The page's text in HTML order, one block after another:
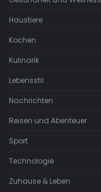
Haustiere
Kochen
Kulinarik
Lebensstil
Nachrichten
Reisen und Abenteuer
Sport
Technologie
Zuhause & Leben